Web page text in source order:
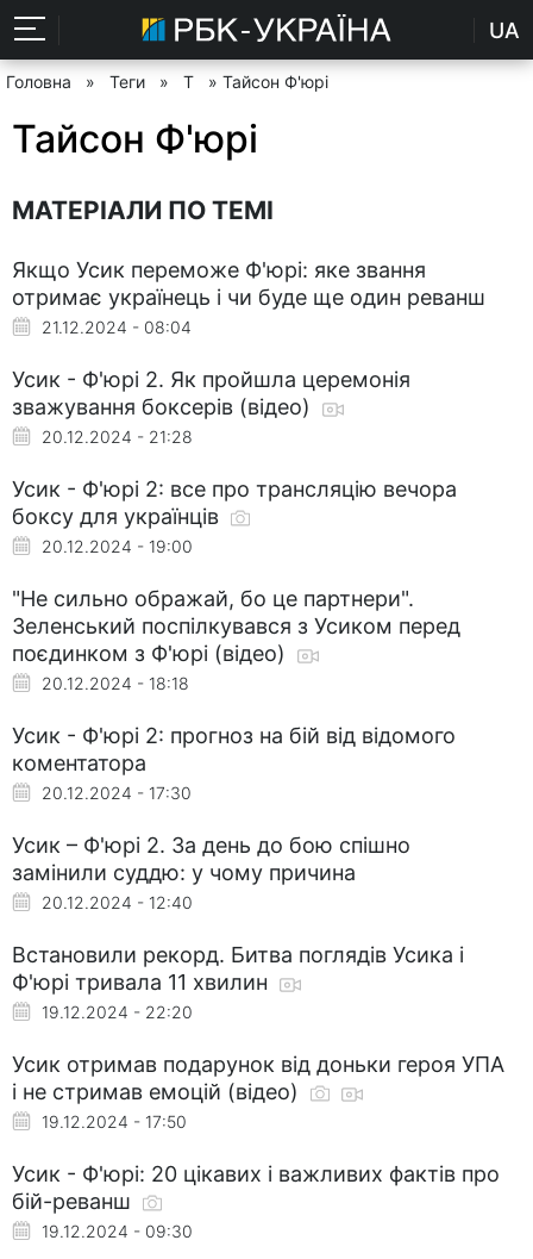
UA
Головна » Теги » Т » Тайсон Ф'юрі
Тайсон Ф'юрі
МАТЕРІАЛИ ПО ТЕМІ
Якщо Усик переможе Ф'юрі: яке звання
отримає українець і чи буде ще один реванш
21.12.2024 - 08:04
Усик - Ф'юрі 2. Як пройшла церемонія
зважування боксерів (відео)
20.12.2024 - 21:28
Усик - Ф'юрі 2: все про трансляцію вечора
боксу для українців
20.12.2024 - 19:00
"Не сильно ображай, бо це партнери".
Зеленський поспілкувався з Усиком перед
поєдинком з Ф'юрі (відео)
20.12.2024 - 18:18
Усик - Ф'юрі 2: прогноз на бій від відомого
коментатора
20.12.2024 - 17:30
Усик – Ф'юрі 2. За день до бою спішно
замінили суддю: у чому причина
20.12.2024 - 12:40
Встановили рекорд. Битва поглядів Усика і
Ф'юрі тривала 11 хвилин
19.12.2024 - 22:20
Усик отримав подарунок від доньки героя УПА
і не стримав емоцій (відео)
19.12.2024 - 17:50
Усик - Ф'юрі: 20 цікавих і важливих фактів про
бій-реванш
19.12.2024 - 09:30